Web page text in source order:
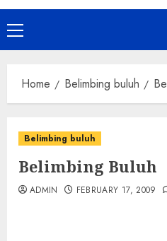
Primary
Menu
Home Belimbing buluh
Belimbing buluh
Belimbing Buluh
ADMIN FEBRUARY 17, 2009